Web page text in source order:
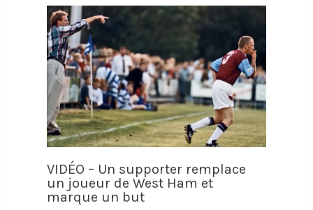
VIDÉO – Un supporter remplace
un joueur de West Ham et
marque un but